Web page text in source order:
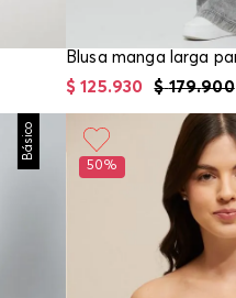
$ 179.900
$ 125.930
Básico
50%